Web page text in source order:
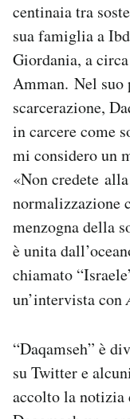
centinaia tra
sua famiglia a
Giordania, a
Amman. Nel suo
scarcerazione,
in carcere come
mi considero un
«Non credete
normalizzazione
menzogna della
è unita
chiamato
un’intervista con
“Daqamseh” è
su Twitter e
accolto la notizia